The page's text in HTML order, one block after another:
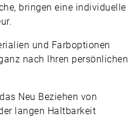
, bringen eine individuelle
und Farboptionen
nach Ihren persönlichen
Neu Beziehen von
langen Haltbarkeit